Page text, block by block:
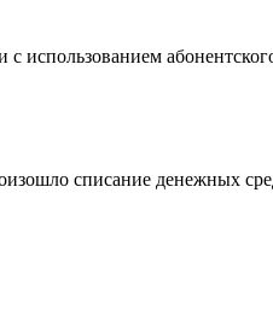
использованием
списание денежных